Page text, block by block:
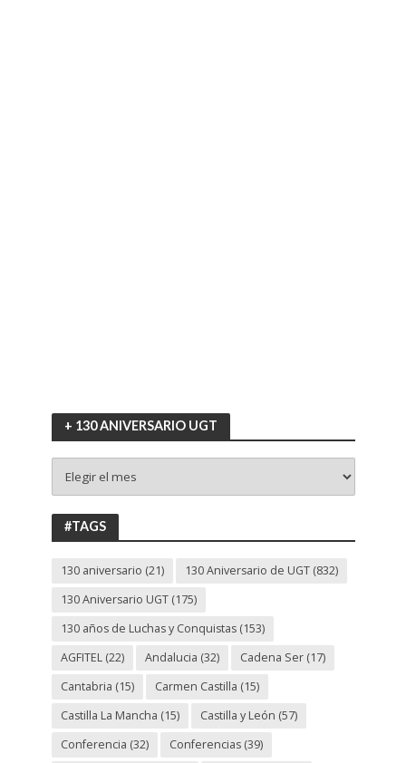
+ 130 ANIVERSARIO UGT
130
ANIVERSARIO
UGT
#TAGS
130 aniversario (21) 130 Aniversario de UGT(832)
130 Aniversario UGT(175)
130 años de Luchas y Conquistas(153)
AGFITEL(22) Andalucia (32) Cadena Ser(17)
Cantabria (15) Carmen Castilla (15)
Castilla La Mancha (15) Castilla y León (57)
Conferencia (32) Conferencias(39)